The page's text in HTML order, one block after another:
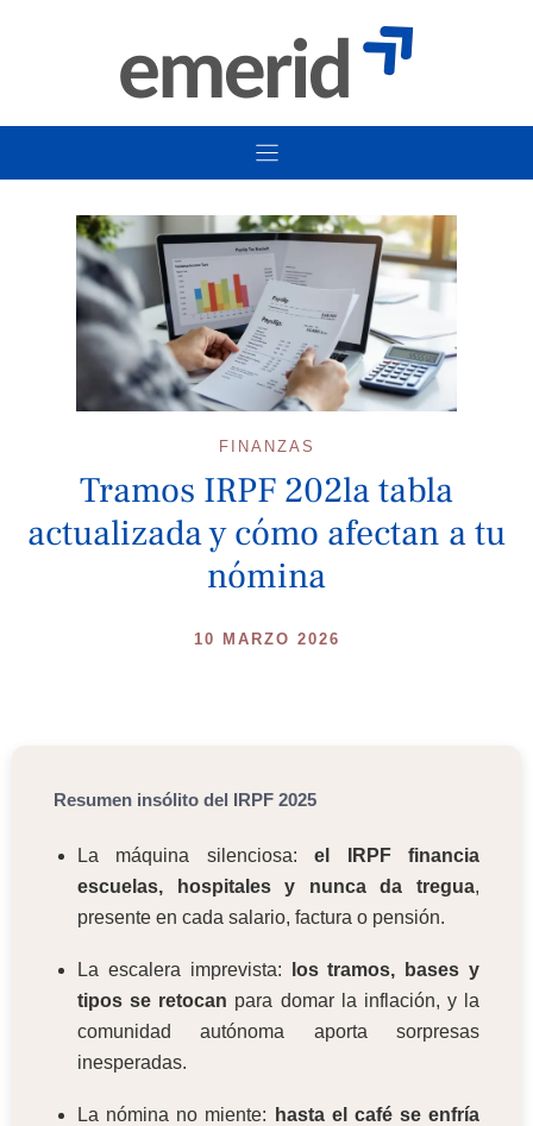
FINANZAS
Tramos IRPF 202la tabla
actualizada y cómo afectan a tu
nómina
10 MARZO 2026
Resumen insólito del IRPF 2025
La máquina silenciosa:el IRPF financia
escuelas, hospitales y nunca da tregua,
presente en cada salario, factura o pensión.
La escalera imprevista:
los tramos, bases y
tipos se retocan para domar la inflación, y la
comunidad autónoma aporta sorpresas
inesperadas.
La nómina no miente:
hasta el café se enfría